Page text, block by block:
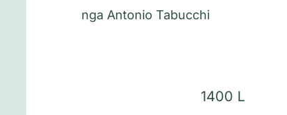
nga Antonio Tabucchi
1400 L